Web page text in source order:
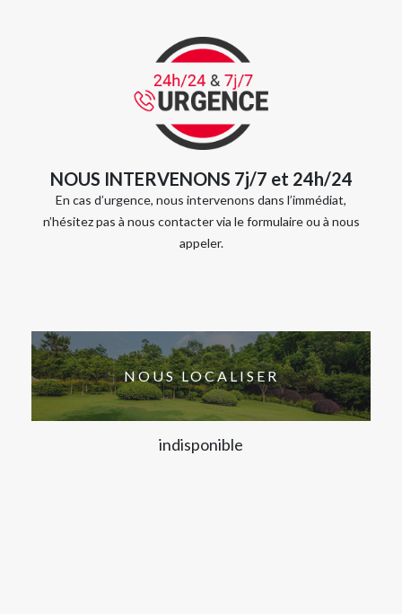
NOUS INTERVENONS 7j/7 et 24h/24
En cas d’urgence, nous intervenons dans l’immédiat,
n’hésitez pas à nous contacter via le formulaire ou à nous
appeler.
NOUS LOCALISER
indisponible